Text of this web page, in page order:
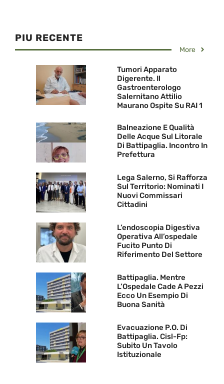
PIU RECENTE
More
Tumori Apparato
Digerente. Il
Gastroenterologo
Salernitano Attilio
Maurano Ospite Su RAI 1
Balneazione E Qualità
Delle Acque Sul Litorale
Di Battipaglia. Incontro In
Prefettura
Lega Salerno, Si Rafforza
Sul Territorio: Nominati I
Nuovi Commissari
Cittadini
L’endoscopia Digestiva
Operativa All’ospedale
Fucito Punto Di
Riferimento Del Settore
Battipaglia. Mentre
L’Ospedale Cade A Pezzi
Ecco Un Esempio Di
Buona Sanità
Evacuazione P.O. Di
Battipaglia. Cisl-Fp:
Subito Un Tavolo
Istituzionale